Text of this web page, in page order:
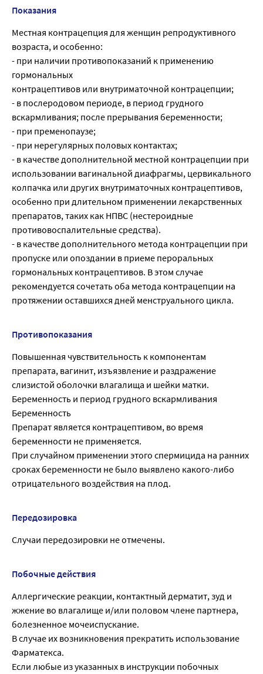
Показания
Местная контрацепция для женщин репродуктивного
возраста, и особенно:
- при наличии противопоказаний к применению
гормональных
контрацептивов или внутриматочной контрацепции;
- в послеродовом периоде, в период грудного
вскармливания; после прерывания беременности;
- при пременопаузе;
- при нерегулярных половых контактах;
- в качестве дополнительной местной контрацепции при
использовании вагинальной диафрагмы, цервикального
колпачка или других внутриматочных контрацептивов,
особенно при длительном применении лекарственных
препаратов, таких как НПВС (нестероидные
противовоспалительные средства).
- в качестве дополнительного метода контрацепции при
пропуске или опоздании в приеме пероральных
гормональных контрацептивов. В этом случае
рекомендуется сочетать оба метода контрацепции на
протяжении оставшихся дней менструального цикла.
Противопоказания
Повышенная чувствительность к компонентам
препарата, вагинит, изъязвление и раздражение
слизистой оболочки влагалища и шейки матки.
Беременность и период грудного вскармливания
Беременность
Препарат является контрацептивом, во время
беременности не применяется.
При случайном применении этого спермицида на ранних
сроках беременности не было выявлено какого-либо
отрицательного воздействия на плод.
Передозировка
Случаи передозировки не отмечены.
Побочные действия
Аллергические реакции, контактный дерматит, зуд и
жжение во влагалище и/или половом члене партнера,
болезненное мочеиспускание.
В случае их возникновения прекратить использование
Фарматекса.
Если любые из указанных в инструкции побочных